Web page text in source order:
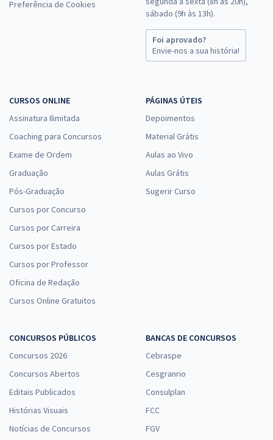
Preferência de Cookies
sábado (9h às 13h).
Foi aprovado?
Envie-nos a sua história!
CURSOS ONLINE
Assinatura Ilimitada
Coaching para Concursos
Exame de Ordem
Graduação
Pós-Graduação
Cursos por Concurso
Cursos por Carreira
Cursos por Estado
Cursos por Professor
Oficina de Redação
Cursos Online Gratuitos
PÁGINAS ÚTEIS
Depoimentos
Material Grátis
Aulas ao Vivo
Aulas Grátis
Sugerir Curso
CONCURSOS PÚBLICOS
Concursos 2026
Concursos Abertos
Editais Publicados
Histórias Visuais
Notícias de Concursos
BANCAS DE CONCURSOS
Cebraspe
Cesgranrio
Consulplan
FCC
FGV